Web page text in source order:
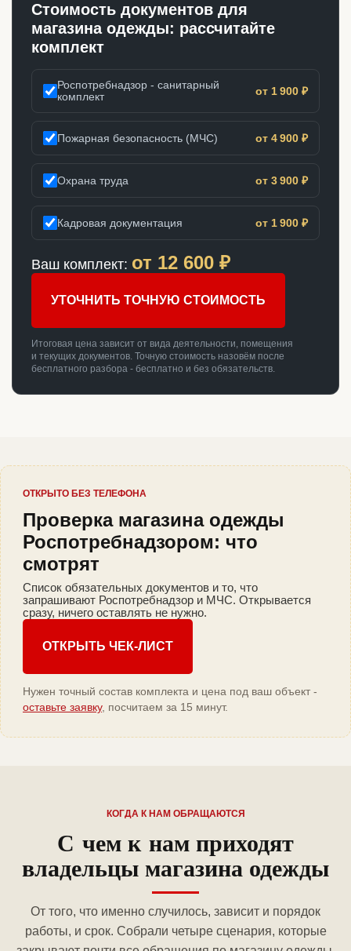
Стоимость документов для
магазина одежды: рассчитайте
комплект
Роспотребнадзор - санитарный
комплект
от 1 900 ₽
Пожарная безопасность (МЧС) от 4 900 ₽
Охрана труда от 3 900 ₽
Кадровая документация от 1 900 ₽
Ваш комплект: от 12 600 ₽
УТОЧНИТЬ ТОЧНУЮ СТОИМОСТЬ
Итоговая цена зависит от вида деятельности, помещения
и текущих документов. Точную стоимость назовём после
бесплатного разбора - бесплатно и без обязательств.
ОТКРЫТО БЕЗ ТЕЛЕФОНА
Проверка магазина одежды
Роспотребнадзором: что
смотрят
Список обязательных документов и то, что
запрашивают Роспотребнадзор и МЧС. Открывается
сразу, ничего оставлять не нужно.
ОТКРЫТЬ ЧЕК-ЛИСТ
Нужен точный состав комплекта и цена под ваш объект -
оставьте заявку, посчитаем за 15 минут.
КОГДА К НАМ ОБРАЩАЮТСЯ
С чем к нам приходят
владельцы магазина одежды
От того, что именно случилось, зависит и порядок
работы, и срок. Собрали четыре сценария, которые